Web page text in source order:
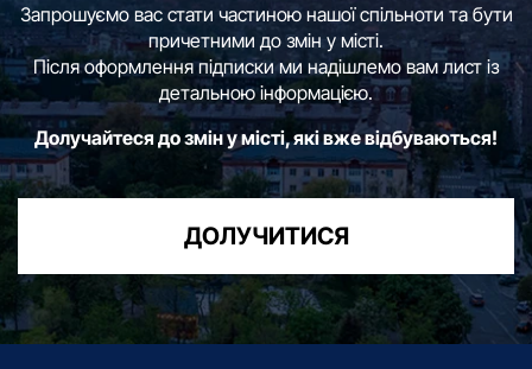
Запрошуємо вас стати частиною нашої спільноти та бути
причетними до змін у місті.
Після оформлення підписки ми надішлемо вам лист із
детальною інформацією.
Долучайтеся до змін у місті, які вже відбуваються!
ДОЛУЧИТИСЯ